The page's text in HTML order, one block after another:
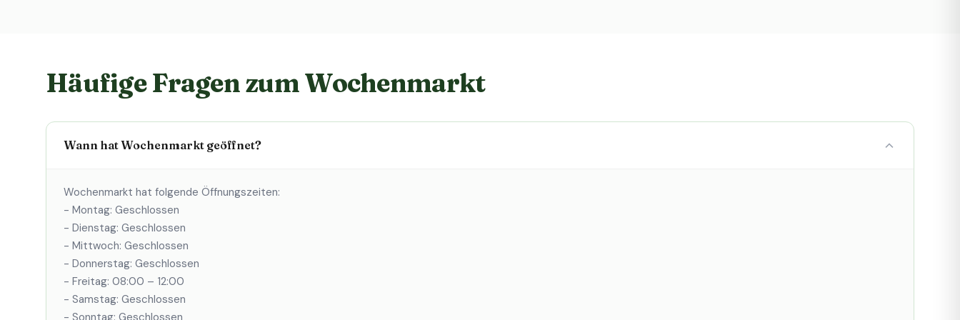
Häufige Fragen zum Wochenmarkt
Wann hat Wochenmarkt geöffnet?
Wochenmarkt hat folgende Öffnungszeiten:
- Montag: Geschlossen
- Dienstag: Geschlossen
- Mittwoch: Geschlossen
- Donnerstag: Geschlossen
- Freitag: 08:00 – 12:00
- Samstag: Geschlossen
- Sonntag: Geschlossen